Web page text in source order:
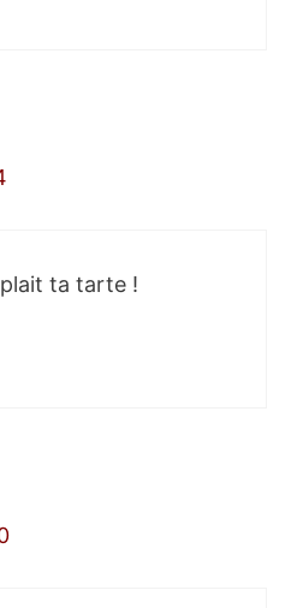
ta tarte !